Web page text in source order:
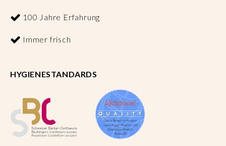
100 Jahre Erfahrung
Immer frisch
HYGIENESTANDARDS